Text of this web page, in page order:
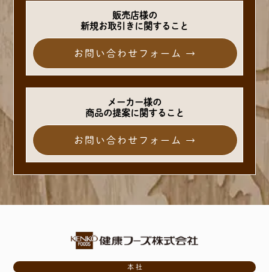
販売店様の
新規お取引きに関すること
お問い合わせフォーム →
メーカー様の
商品の提案に関すること
お問い合わせフォーム →
本社